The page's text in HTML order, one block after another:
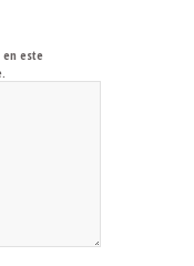
en este